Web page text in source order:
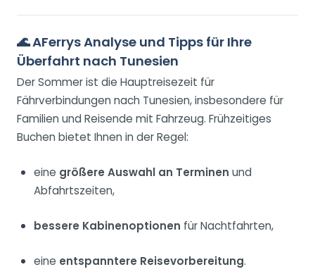
🌊AFerrys Analyse und Tipps für Ihre
Überfahrt nach Tunesien
Der Sommer ist die Hauptreisezeit für
Fährverbindungen nach Tunesien, insbesondere für
Familien und Reisende mit Fahrzeug. Frühzeitiges
Buchen bietet Ihnen in der Regel:
eine größere Auswahl an Terminen und
Abfahrtszeiten,
bessere Kabinenoptionen für Nachtfahrten,
eine entspanntere Reisevorbereitung.